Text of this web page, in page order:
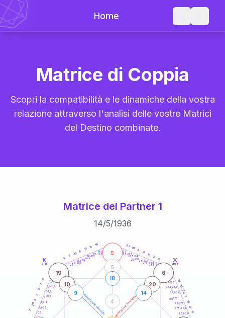
Home
Matrice di Coppia
Scopri la compatibilità e le dinamiche della vostra
relazione attraverso l'analisi delle vostre Matrici
del Destino combinate.
Matrice del Partner 1
14/5/1936
generazione maschile generazione femminile
10
anni
30
anni
1-2,5
2,5-3,5
3,5-4
6-7,5
7,5-8,5
8,5-9
11-12,5
12,5-13,5
13,5-14
16-17,5
17,5-18,5
18,5-19
21-22,5
22,5-23,5
23,5-24
26-27,5
27,5-28,5
28,5-29
31-32,5
32,5-33,5
33,5-34
36-37,5
37,5-38,5
38,5-39
7
20
8
6
13
7
8
8
7
13
6
17
11
16 21
16
9
11
10
17
5
19
13
20
7
15
8
9
5
19 6
5
18
4
10
9
20
14
5anni
15 anni 25anni
35anni